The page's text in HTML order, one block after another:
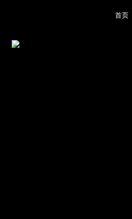
首页